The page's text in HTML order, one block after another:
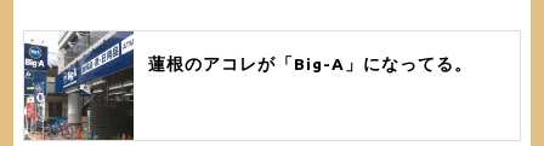
蓮根のアコレが「Big-A」になってる。